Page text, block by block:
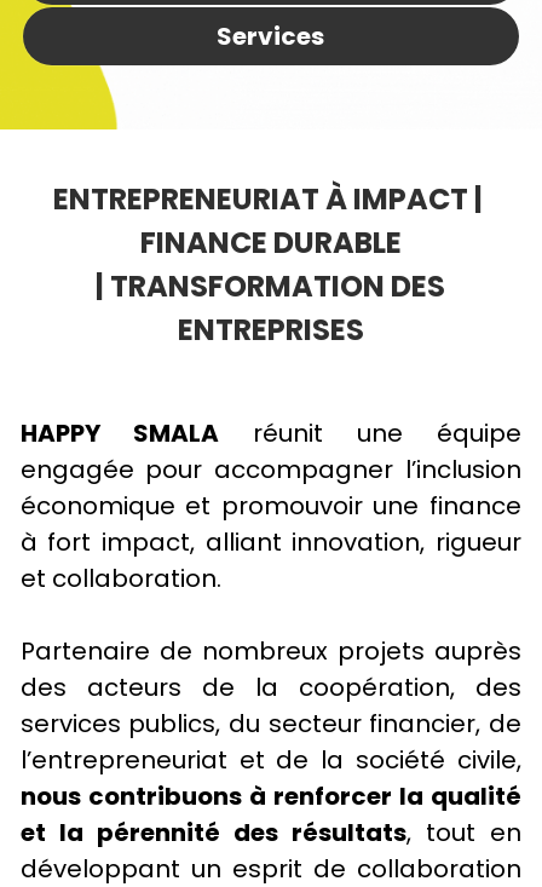
Services
ENTREPRENEURIAT À IMPACT |
FINANCE DURABLE
ENTREPRISES
HAPPY SMALA réunit une équipe
engagée pour accompagner l’inclusion
économique et promouvoir une finance
à fort impact, alliant innovation, rigueur
et collaboration.
Partenaire de nombreux projets auprès
des acteurs de la coopération, des
services publics, du secteur financier, de
l’entrepreneuriat et de la société civile,
nous contribuons à renforcer la qualité
et la pérennité des résultats, tout en
développant un esprit de collaboration